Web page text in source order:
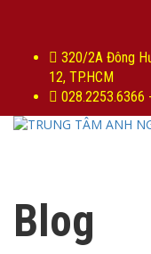
320/2A Đông
12, TP.HCM
028.2253.6366
Blog